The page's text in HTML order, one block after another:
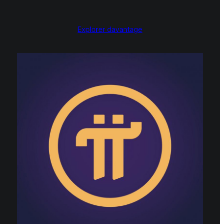
Explorer davantage